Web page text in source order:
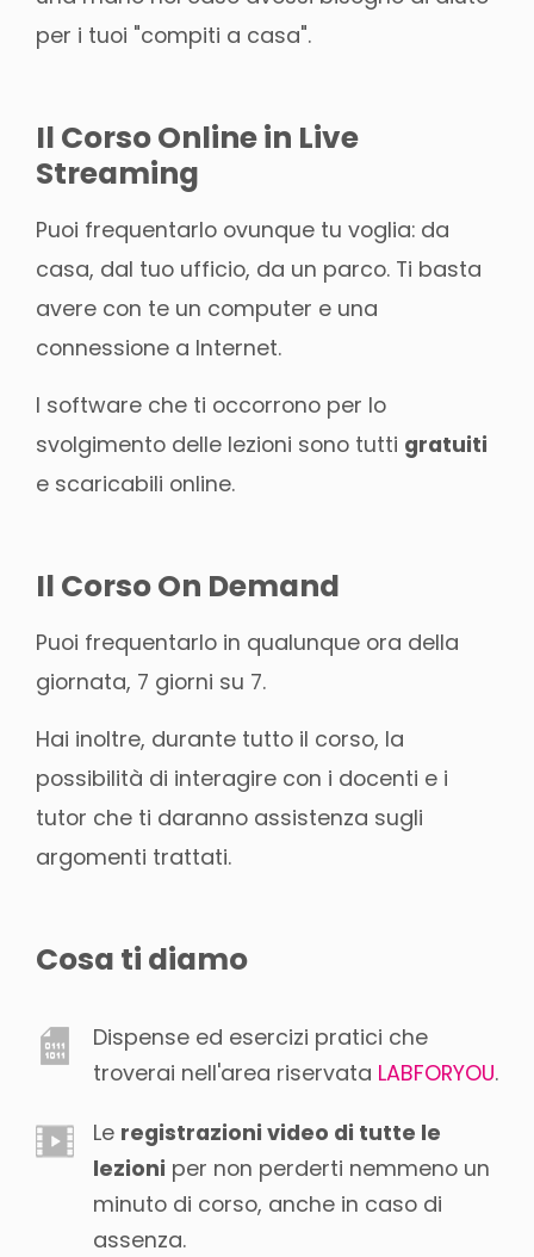
per i tuoi "compiti a casa".
Il Corso Online in Live
Streaming
Puoi frequentarlo ovunque tu voglia: da
casa, dal tuo ufficio, da un parco. Ti basta
avere con te un computer e una
connessione a Internet.
I software che ti occorrono per lo
svolgimento delle lezioni sono tutti gratuiti
e scaricabili online.
Il Corso On Demand
Puoi frequentarlo in qualunque ora della
giornata, 7 giorni su 7.
Hai inoltre, durante tutto il corso, la
possibilità di interagire con i docenti e i
tutor che ti daranno assistenza sugli
argomenti trattati.
Cosa ti diamo
Dispense ed esercizi pratici che
troverai nell'area riservata LABFORYOU.
Le registrazioni video di tutte le
lezioni per non perderti nemmeno un
minuto di corso, anche in caso di
assenza.